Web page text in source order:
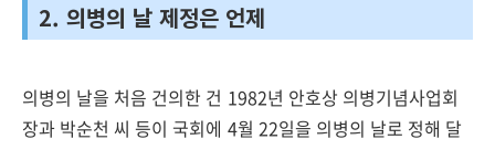
2. 의병의 날 제정은 언제
의병의 날을 처음 건의한 건 1982년 안호상 의병기념사업회
장과 박순천 씨 등이 국회에 4월 22일을 의병의 날로 정해 달